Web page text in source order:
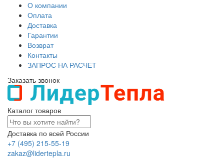
О компании
Оплата
Доставка
Гарантии
Возврат
Контакты
ЗАПРОС НА РАСЧЕТ
Заказать звонок
Каталог товаров
Доставка по всей России
+7 (495) 215-55-19
zakaz@lidertepla.ru